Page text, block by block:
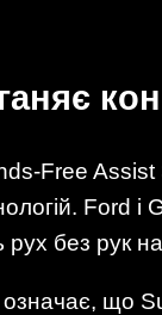
Free Assist
Ford
без рук
що